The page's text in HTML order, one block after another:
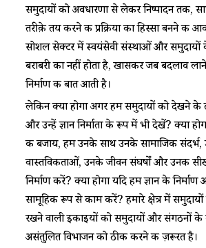
समुदायों को अवधारणा से लेकर निष्पादन तक,
तरीक़े तय करने की प्रक्रिया का हिस्सा बनने की
सोशल सेक्टर में स्वयंसेवी संस्थाओं और समुदायों
बराबरी का नहीं होता है, खासकर जब बदलाव
निर्माण की बात आती है।
लेकिन क्या होगा अगर हम समुदायों को देखने
और उन्हें ज्ञान निर्माता के रूप में भी देखें? क्या
की बजाय, हम उनके साथ उनके सामाजिक संदर्भ,
वास्तविकताओं, उनके जीवन संघर्षों और उनकी
निर्माण करें? क्या होगा यदि हम ज्ञान के निर्माण
सामूहिक रूप से काम करें? हमारे क्षेत्र में समुदायों
रखने वाली इकाइयों को समुदायों और संगठनों
असंतुलित विभाजन को ठीक करने की ज़रूरत है।